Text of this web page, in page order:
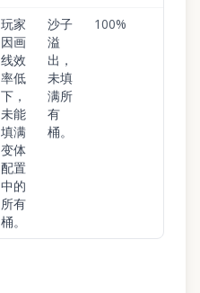
玩家
因画
线效
率低
下，
未能
填满
变体
配置
中的
所有
桶。
沙子
溢
出，
未填
满所
有
桶。
100%